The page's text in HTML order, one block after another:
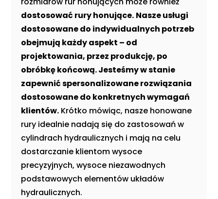
dostosować rury honujące. Nasze usługi
dostosowane do indywidualnych potrzeb
obejmują każdy aspekt – od
projektowania, przez produkcję, po
obróbkę końcową. Jesteśmy w stanie
zapewnić spersonalizowane rozwiązania
dostosowane do konkretnych wymagań
klientów.Krótko mówiąc, nasze honowane
rury idealnie nadają się do zastosowań w
cylindrach hydraulicznych i mają na celu
dostarczanie klientom wysoce
precyzyjnych, wysoce niezawodnych
podstawowych elementów układów
hydraulicznych.